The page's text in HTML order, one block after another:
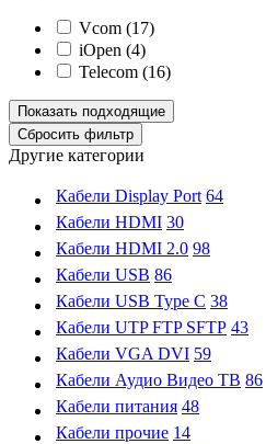
Vcom (17)
iOpen (4)
Telecom (16)
Другие категории
Кабели Display Port 64
Кабели HDMI 30
Кабели HDMI 2.0 98
Кабели USB 86
Кабели USB Type C 38
Кабели UTP FTP SFTP 43
Кабели VGA DVI 59
Кабели Аудио Видео ТВ 86
Кабели питания 48
Кабели прочие 14